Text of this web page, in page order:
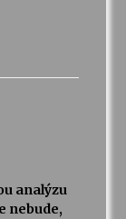
analýzu
nebude,